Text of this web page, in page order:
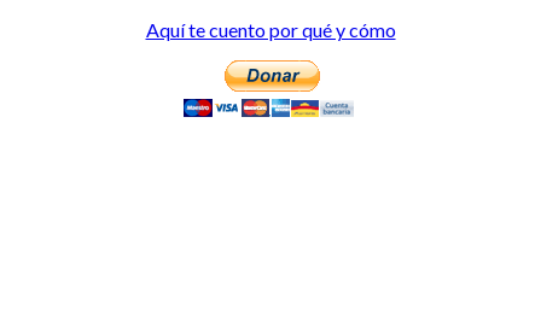
Aquí te cuento por qué y cómo